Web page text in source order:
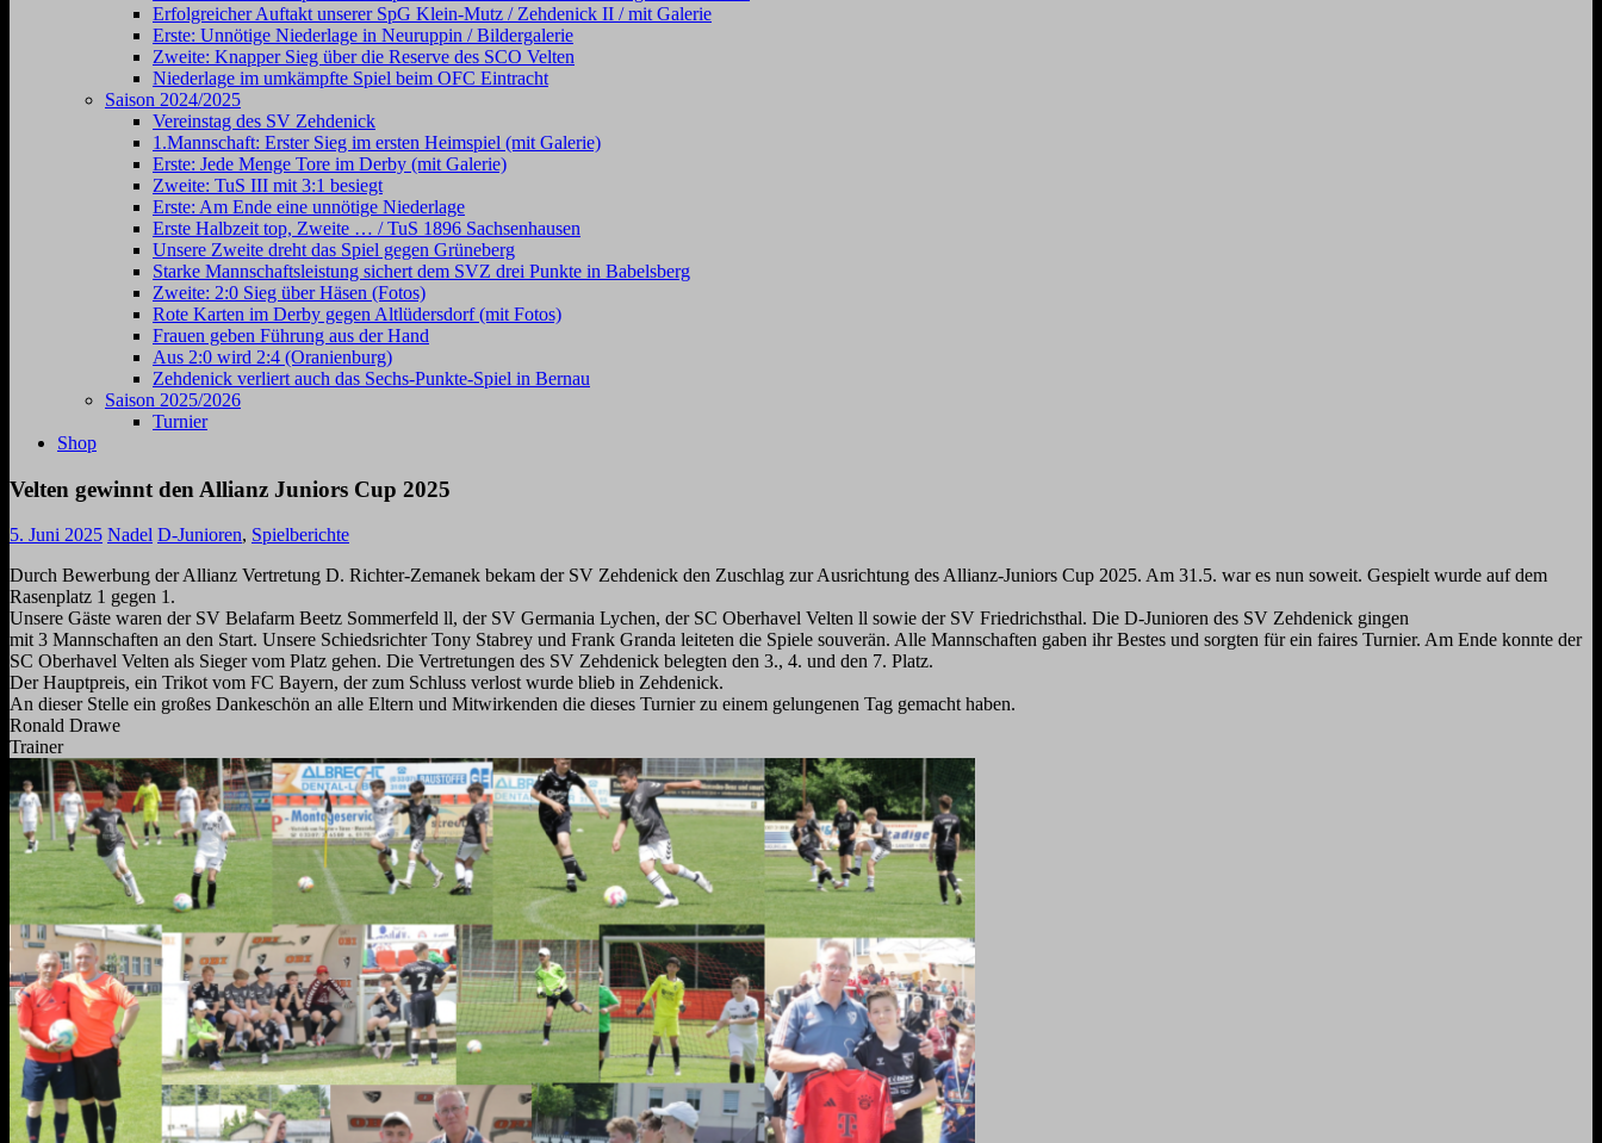
Erfolgreicher Auftakt unserer SpG Klein-Mutz / Zehdenick II / mit Galerie
Erste: Unnötige Niederlage in Neuruppin / Bildergalerie
Zweite: Knapper Sieg über die Reserve des SCO Velten
Niederlage im umkämpfte Spiel beim OFC Eintracht
Saison 2024/2025
Vereinstag des SV Zehdenick
1.Mannschaft: Erster Sieg im ersten Heimspiel (mit Galerie)
Erste: Jede Menge Tore im Derby (mit Galerie)
Zweite: TuS III mit 3:1 besiegt
Erste: Am Ende eine unnötige Niederlage
Erste Halbzeit top, Zweite … / TuS 1896 Sachsenhausen
Unsere Zweite dreht das Spiel gegen Grüneberg
Starke Mannschaftsleistung sichert dem SVZ drei Punkte in Babelsberg
Zweite: 2:0 Sieg über Häsen (Fotos)
Rote Karten im Derby gegen Altlüdersdorf (mit Fotos)
Frauen geben Führung aus der Hand
Aus 2:0 wird 2:4 (Oranienburg)
Zehdenick verliert auch das Sechs-Punkte-Spiel in Bernau
Saison 2025/2026
Turnier
Shop
Velten gewinnt den Allianz Juniors Cup 2025
5. Juni 2025 Nadel D-Junioren, Spielberichte
Durch Bewerbung der Allianz Vertretung D. Richter-Zemanek bekam der SV Zehdenick den Zuschlag zur Ausrichtung des Allianz-Juniors Cup 2025. Am 31.5. war es nun soweit. Gespielt wurde auf dem
Rasenplatz 1 gegen 1.
Unsere Gäste waren der SV Belafarm Beetz Sommerfeld ll, der SV Germania Lychen, der SC Oberhavel Velten ll sowie der SV Friedrichsthal. Die D-Junioren des SV Zehdenick gingen
mit 3 Mannschaften an den Start. Unsere Schiedsrichter Tony Stabrey und Frank Granda leiteten die Spiele souverän. Alle Mannschaften gaben ihr Bestes und sorgten für ein faires Turnier. Am Ende konnte der
SC Oberhavel Velten als Sieger vom Platz gehen. Die Vertretungen des SV Zehdenick belegten den 3., 4. und den 7. Platz.
Der Hauptpreis, ein Trikot vom FC Bayern, der zum Schluss verlost wurde blieb in Zehdenick.
An dieser Stelle ein großes Dankeschön an alle Eltern und Mitwirkenden die dieses Turnier zu einem gelungenen Tag gemacht haben.
Ronald Drawe
Trainer